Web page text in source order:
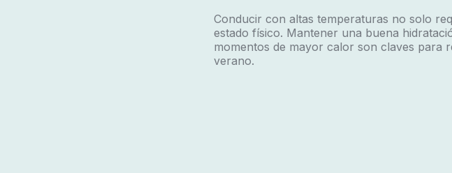
Conducir con altas temperaturas no solo
estado físico. Mantener una buena
momentos de mayor calor son claves para
verano.